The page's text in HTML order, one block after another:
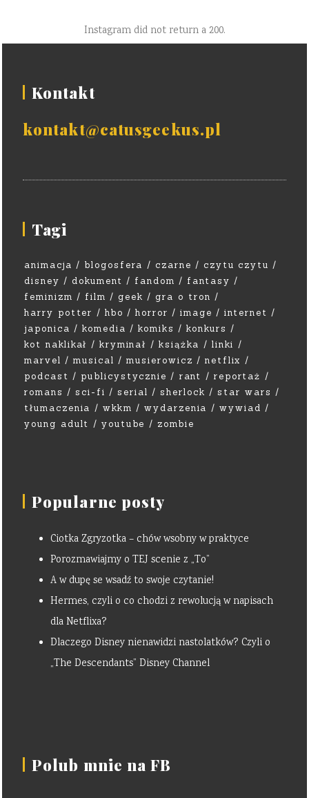
Instagram did not return a 200.
Kontakt
kontakt@catusgeekus.pl
Tagi
animacja blogosfera czarne
czytu czytu
disney
dokument fandom
fantasy
feminizm
film geek
gra o tron
harry potter
hbo horror image
internet
japonica
komedia komiks
konkurs
kot naklikał
kryminał książka
linki
marvel
musical musierowicz
netflix
podcast
publicystycznie rant
reportaż
romans
sci-fi serial sherlock
star wars
tłumaczenia
wkkm wydarzenia
wywiad
young adult
youtube zombie
Popularne posty
Ciotka Zgryzotka – chów wsobny w praktyce
Porozmawiajmy o TEJ scenie z „To”
A w dupę se wsadź to swoje czytanie!
Hermes, czyli o co chodzi z rewolucją w napisach
dla Netflixa?
Dlaczego Disney nienawidzi nastolatków? Czyli o
„The Descendants” Disney Channel
Polub mnie na FB